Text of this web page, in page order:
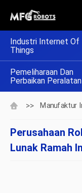
Industri Internet Of
Things
Pemeliharaan Dan
Perbaikan Peralatan
>> Manufaktur
Perusahaan
Lunak Ramah